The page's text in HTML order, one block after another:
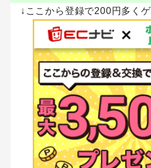
↓ここから登録で200円多くゲ